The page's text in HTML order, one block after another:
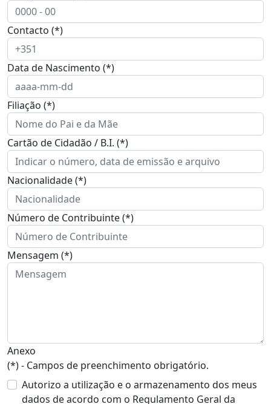
Contacto (*)
Data de Nascimento (*)
Filiação (*)
Cartão de Cidadão / B.I. (*)
Nacionalidade (*)
Número de Contribuinte (*)
Mensagem (*)
Anexo
(*) - Campos de preenchimento obrigatório.
Autorizo a utilização e o armazenamento dos meus
dados de acordo com o Regulamento Geral da